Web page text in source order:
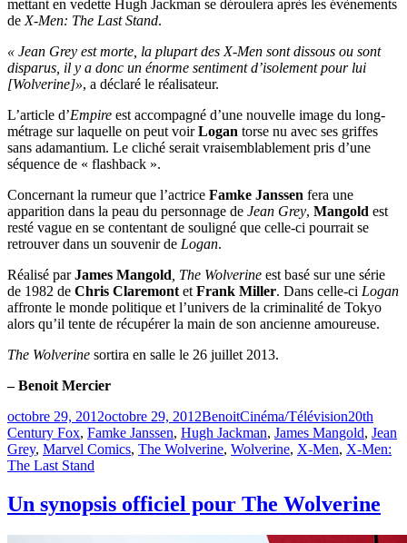
mettant en vedette Hugh Jackman se déroulera après les évènements
de X-Men: The Last Stand.
« Jean Grey est morte, la plupart des X-Men sont dissous ou sont
disparus, il y a donc un énorme sentiment d’isolement pour lui
[Wolverine]», a déclaré le réalisateur.
L’article d’Empire est accompagné d’une nouvelle image du long-
métrage sur laquelle on peut voirLogan torse nu avec ses griffes
sans adamantium. Le cliché serait vraisemblablement pris d’une
séquence de « flashback ».
Concernant la rumeur que l’actrice Famke Janssen fera une
apparition dans la peau du personnage de Jean Grey, Mangold est
resté vague en se contentant de souligné que celle-ci pourrait se
retrouver dans un souvenir de Logan.
Réalisé parJames Mangold , The Wolverine est basé sur une série
de 1982 de Chris Claremont et Frank Miller. Dans celle-ci Logan
affronte le monde politique et l’univers de la criminalité de Tokyo
alors qu’il tente de récupérer la main de son ancienne amoureuse.
The Wolverine sortira en salle le 26 juillet 2013.
– Benoit Mercier
Publié
le
octobre 29, 2012octobre 29, 2012BenoitCatégories
Cinéma/TélévisionÉtiquettes
20th
Century Fox, Famke Janssen, Hugh Jackman, James Mangold, Jean
Grey, Marvel Comics, The Wolverine, Wolverine, X-Men, X-Men:
The Last Stand
Un synopsis officiel pour The Wolverine